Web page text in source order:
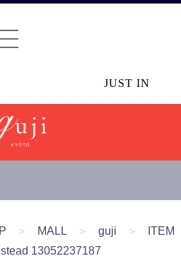
JUST IN
＞ MALL ＞ guji ＞ ITEM
13052237187